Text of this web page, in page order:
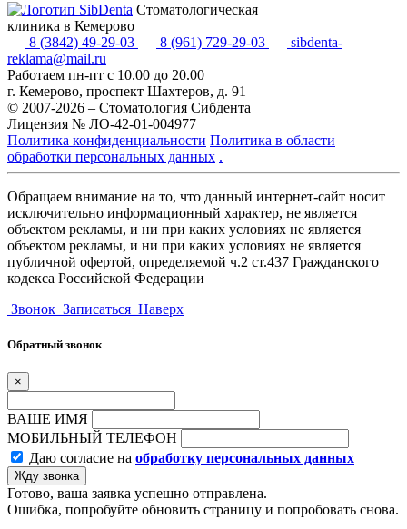
Стоматологическая
клиника в Кемерово
8 (3842) 49-29-03
8 (961) 729-29-03
sibdenta-
reklama@mail.ru
Работаем пн-пт с 10.00 до 20.00
г. Кемерово, проспект Шахтеров, д. 91
© 2007-2026 – Стоматология Сибдента
Лицензия № ЛО-42-01-004977
Политика конфиденциальности Политика в области
обработки персональных данных .
Обращаем внимание на то, что данный интернет-сайт носит
исключительно информационный характер, не является
объектом рекламы, и ни при каких условиях не является
объектом рекламы, и ни при каких условиях не является
публичной офертой, определяемой ч.2 ст.437 Гражданского
кодекса Российской Федерации
Звонок Записаться Наверх
Обратный звонок
×
ВАШЕ ИМЯ
МОБИЛЬНЫЙ ТЕЛЕФОН
Даю согласие на обработку персональных данных
Жду звонка
Готово, ваша заявка успешно отправлена.
Ошибка, попробуйте обновить страницу и попробовать снова.